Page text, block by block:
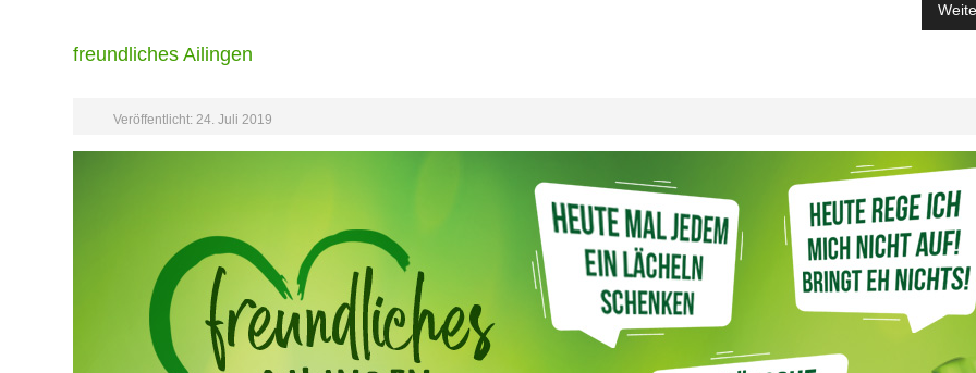
freundliches Ailingen
Veröffentlicht: 24. Juli 2019